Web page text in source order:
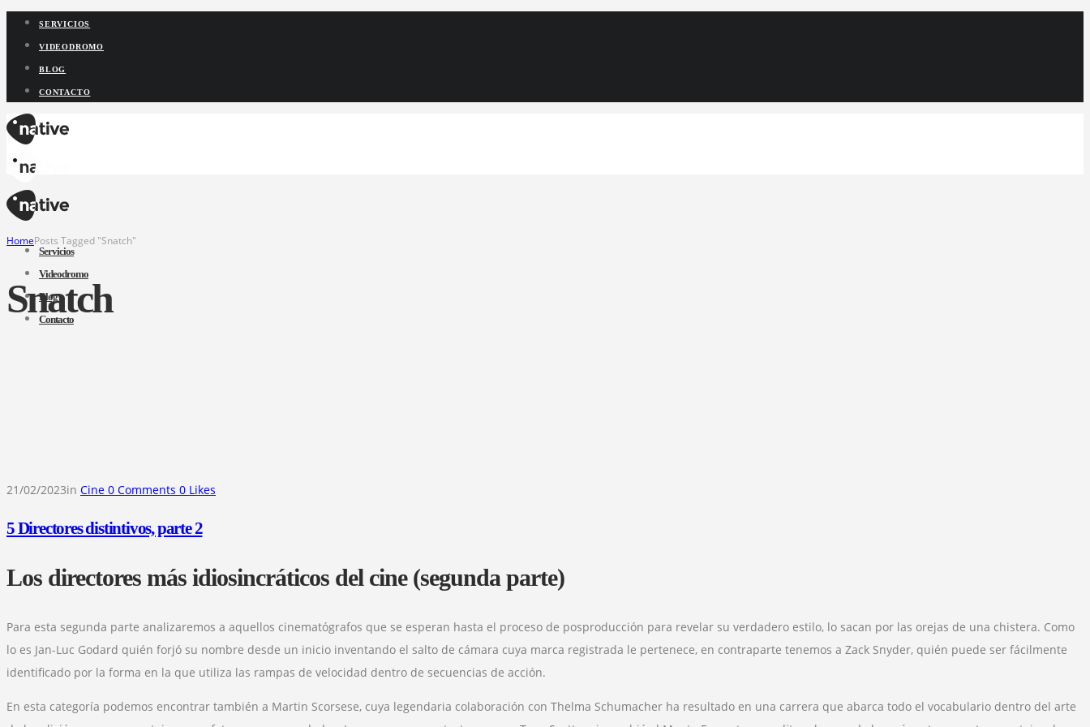
SERVICIOS
VIDEODROMO
BLOG
CONTACTO
Servicios
Videodromo
Blog
Contacto
HomePosts Tagged "Snatch"
Snatch
21/02/2023in Cine 0 Comments 0 Likes
5 Directores distintivos, parte 2
Los directores más idiosincráticos del cine (segunda parte)
Para esta segunda parte analizaremos a aquellos cinematógrafos que se esperan hasta el proceso de posproducción para revelar su verdadero estilo, lo sacan por las orejas de una chistera. Como
lo es Jan-Luc Godard quién forjó su nombre desde un inicio inventando el salto de cámara cuya marca registrada le pertenece, en contraparte tenemos a Zack Snyder, quién puede ser fácilmente
identificado por la forma en la que utiliza las rampas de velocidad dentro de secuencias de acción.
En esta categoría podemos encontrar también a Martin Scorsese, cuya legendaria colaboración con Thelma Schumacher ha resultado en una carrera que abarca todo el vocabulario dentro del arte